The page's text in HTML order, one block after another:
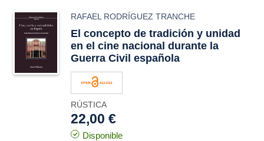
RAFAEL RODRÍGUEZ TRANCHE
El concepto de tradición y unidad
en el cine nacional durante la
Guerra Civil española
RÚSTICA
22,00 €
Disponible